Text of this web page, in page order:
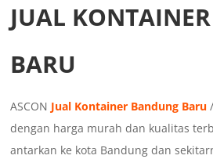
JUAL
BARU
ASCON Jual Kontainer Bandung Baru
dengan harga murah dan kualitas
antarkan ke kota Bandung dan